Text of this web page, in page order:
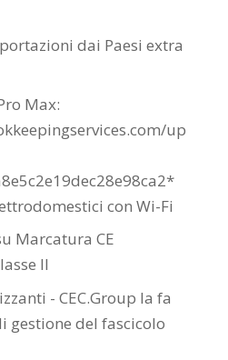
dai Paesi extra
Max:
up
con Wi-Fi
Marcatura CE
II
- CEC.Group la fa
gestione del fascicolo